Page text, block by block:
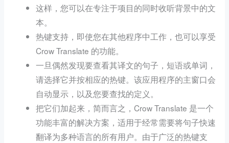
这样，您可以在专注于项目的同时收听背景中的文
本。
热键支持，即使您在其他程序中工作，也可以享受
Crow Translate 的功能。
一旦偶然发现要查看其译文的句子，短语或单词，
请选择它并按相应的热键。该应用程序的主窗口会
自动显示，以及您要查找的定义。
把它们加起来，简而言之，Crow Translate 是一个
功能丰富的解决方案，适用于经常需要将句子快速
翻译为多种语言的所有用户。由于广泛的热键支